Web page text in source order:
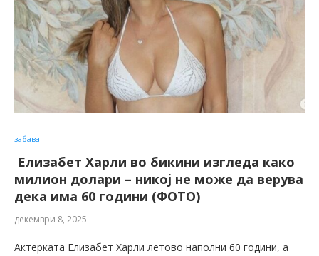
забава
Елизабет Харли во бикини изгледа како
милион долари – никој не може да верува
дека има 60 години (ФОТО)
декември 8, 2025
Актерката Елизабет Харли летово наполни 60 години, а